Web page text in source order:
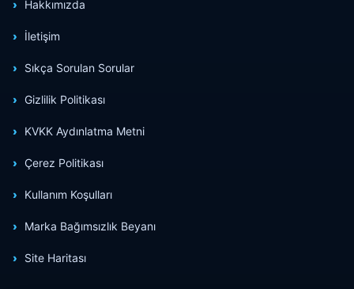
Hakkımızda
İletişim
Sıkça Sorulan Sorular
Gizlilik Politikası
KVKK Aydınlatma Metni
Çerez Politikası
Kullanım Koşulları
Marka Bağımsızlık Beyanı
Site Haritası